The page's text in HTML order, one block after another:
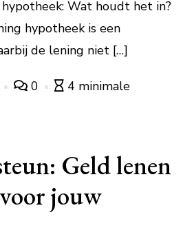
Wat houdt het in?
hypotheek is een
de lening niet […]
0
4 minimale
Geld lenen
jouw